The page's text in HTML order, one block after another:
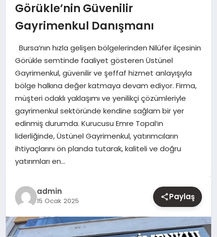
TEKNOLOJI
SPOR
YAŞAM
EĞITIM
Görükle’nin Güvenilir
Gayrimenkul Danışmanı
Bursa’nın hızla gelişen bölgelerinden Nilüfer ilçesinin
Görükle semtinde faaliyet gösteren Üstünel
Gayrimenkul, güvenilir ve şeffaf hizmet anlayışıyla
bölge halkına değer katmaya devam ediyor. Firma,
müşteri odaklı yaklaşımı ve yenilikçi çözümleriyle
gayrimenkul sektöründe kendine sağlam bir yer
edinmiş durumda. Kurucusu Emre Topal‘ın
liderliğinde, Üstünel Gayrimenkul, yatırımcıların
ihtiyaçlarını ön planda tutarak, kaliteli ve doğru
yatırımları en…
admin
15 Ocak 2025 Paylaş